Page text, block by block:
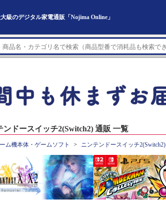
級のデジタル家電通販「Nojima Online」
ドースイッチ2(Switch2) 通販 一覧
ム機本体・ゲームソフト ニンテンドースイッチ2(Switch2)